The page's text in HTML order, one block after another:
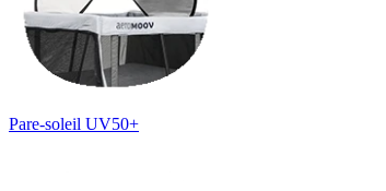
Pare-soleil UV50+